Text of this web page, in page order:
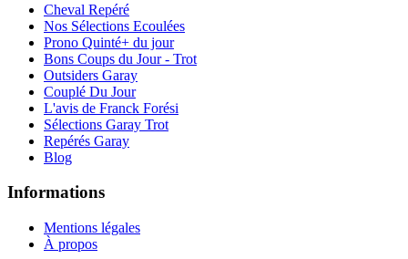
Cheval Repéré
Nos Sélections Ecoulées
Prono Quinté+ du jour
Bons Coups du Jour - Trot
Outsiders Garay
Couplé Du Jour
L'avis de Franck Forési
Sélections Garay Trot
Repérés Garay
Blog
Informations
Mentions légales
À propos